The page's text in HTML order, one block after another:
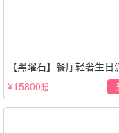
【黑曜石】餐厅轻奢生日
划·黑金风格
¥15800起